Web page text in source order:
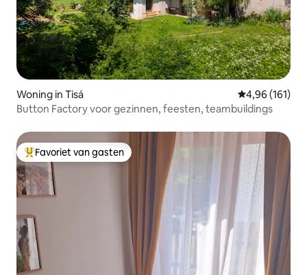
Woning in Tisá Gemiddelde
4,96 (161)
Button Factory voor gezinnen, feesten, teambuildings
Topfavoriet van gasten
Favoriet van gasten